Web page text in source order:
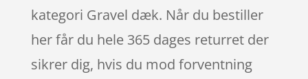
kategori Gravel dæk. Når du bestiller
her får du hele 365 dages returret der
sikrer dig, hvis du mod forventning